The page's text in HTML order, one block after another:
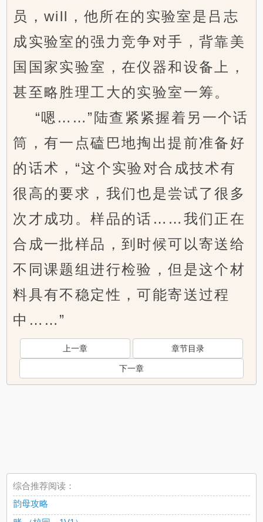
员，will，他所在的实验室是吕志
成实验室的强力竞争对手，背靠美
国国家实验室，在仪器和设备上，
甚至略胜理工大的实验室一筹。
“嗯……”陆查紧紧握着另一个话
筒，有一点磕巴地掏出提前准备好
的话术，“这个实验对合成技术有
很高的要求，我们也是尝试了很多
次才成功。样品的话……我们正在
合成一批样品，到时候可以寄送给
不同课题组进行检验，但是这个材
料具有不稳定性，可能寄送过程
中……”
上一章 章节目录
下一章
综合推荐阅读：
韵母攻略